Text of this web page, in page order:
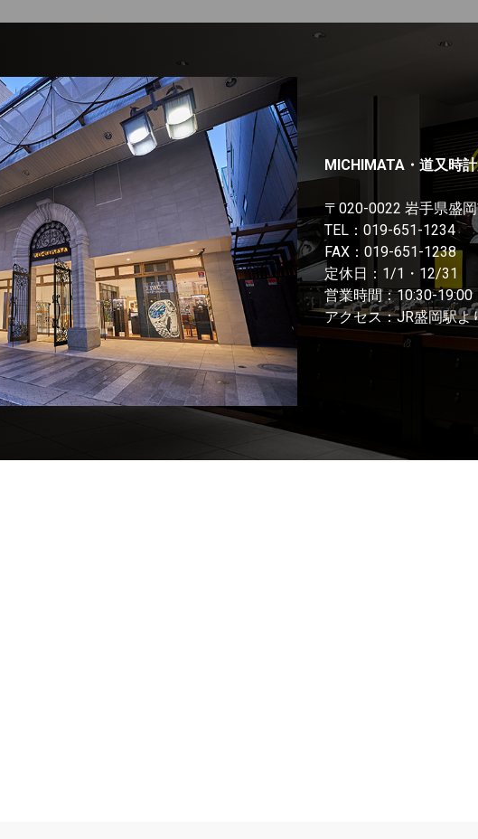
MICHIMATA・道又時
〒020-0022 岩手県盛
TEL： 019-651-1234
FAX：019-651-1238
定休日：1/1・12/31
営業時間：10:30-19:00
アクセス：JR盛岡駅よ